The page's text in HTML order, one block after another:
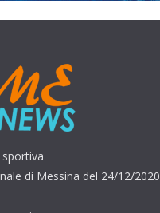
di Messina del 24/12/2020